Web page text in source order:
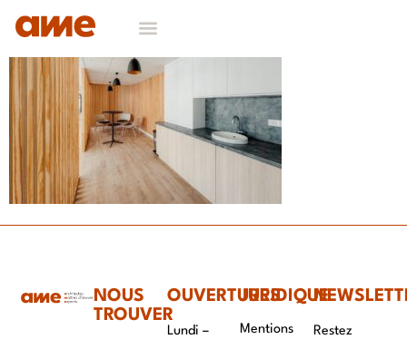
NOUS
TROUVER
OUVERTURES
Lundi –
JURIDIQUE
Mentions
Restez